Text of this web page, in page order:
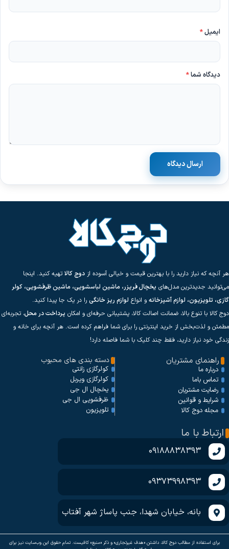
ایمیل*
دیدگاه شما*
ارسال دیدگاه
هر آنچه که نیاز دارید را با بهترین قیمت و خیالی آسوده از دوج کالاتهیه کنید. اینجا
می‌توانید جدیدترین مدل‌های یخچال فریزر، ماشین لباسشویی، ماشین ظرفشویی، کولر
گازی، تلویزیون، لوازم آشپزخانه و انواع لوازم ریز خانگی را در یک جا پیدا کنید.
دوج کالا با تنوع بالا، ضمانت اصالت کالا، پشتیبانی حرفه‌ای و امکان پرداخت در محل، تجربه‌ای
مطمئن و لذت‌بخش از خرید اینترنتی را برای شما فراهم کرده است. هر آنچه برای خانه و
زندگی خود نیاز دارید، فقط چند کلیک با شما فاصله دارد!
راهنمای مشتریان
درباره ما
تماس باما
رضایت مشتریان
شرایط و قوانین
مجله دوج کالا
دسته بندی های محبوب
کولرگازی زانتی
کولرگازی ویربل
یخچال ال جی
ظرفشویی ال جی
تلویزیون
ارتباط با ما
09188838393
09373998393
بانه، خیابان شهدا، جنب پاساژ شهر آفتاب
برای استفاده از مطالب دوج کالا، داشتن «هدف غیرتجاری» و ذکر «منبع» کافیست. تمام حقوق اين وب‌سايت نیز برای